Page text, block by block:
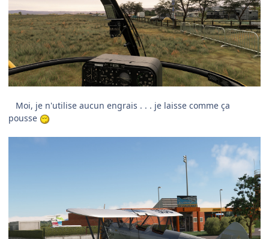
Moi, je n'utilise aucun engrais . . . je laisse comme ça
pousse